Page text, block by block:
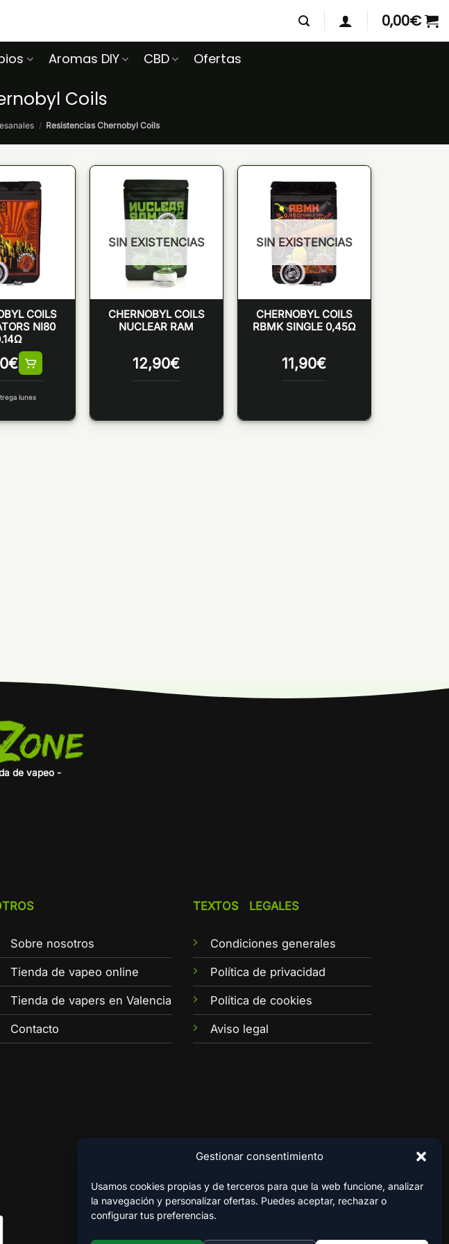
Gestionar consentimiento
Usamos cookies propias y de terceros para que la web funcione, analizar
la navegación y personalizar ofertas. Puedes aceptar, rechazar o
configurar tus preferencias.
0,00€
Aromas DIY CBD Ofertas
Coils
/ Resistencias Chernobyl Coils
COILS
NI80
€
lunes
SIN EXISTENCIAS
CHERNOBYL COILS
NUCLEAR RAM
12,90€
SIN EXISTENCIAS
CHERNOBYL COILS
RBMK SINGLE 0,45Ω
11,90€
de vapeo -
Sobre nosotros
Tienda de vapeo online
Tienda de vapers en Valencia
Contacto
TEXTOS LEGALES
Condiciones generales
Política de privacidad
Política de cookies
Aviso legal